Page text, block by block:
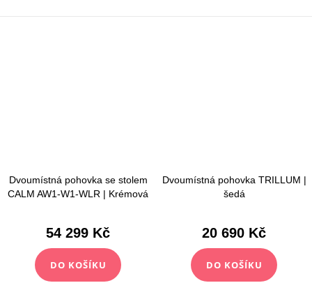
Dvoumístná pohovka se stolem
CALM AW1-W1-WLR | Krémová
54 299 Kč
DO KOŠÍKU
Dvoumístná pohovka TRILLUM |
šedá
20 690 Kč
DO KOŠÍKU